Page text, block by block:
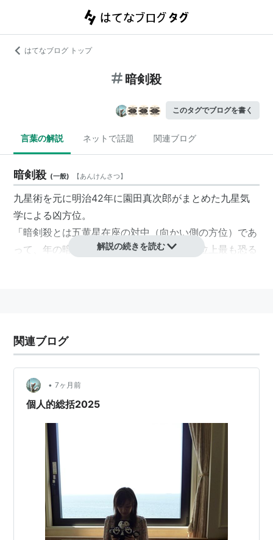
はてなブログ トップ
暗剣殺
このタグでブログを書く
言葉の解説 ネットで話題 関連ブログ
暗剣殺 (一般) 【あんけんさつ】
九星術を元に明治42年に園田真次郎がまとめた九星気
学による凶方位。
「暗剣殺とは五黄星在座の対中（向かい側の方位）であ
って、年の暗剣は勿論、月の暗剣と雖も方位上最も恐る
る。」（「方位明鑑」園田真次郎）
解説の続きを読む
関連ブログ
• 7ヶ月前
個人的総括2025